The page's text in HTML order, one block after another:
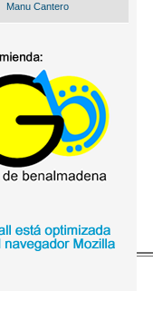
Manu Cantero